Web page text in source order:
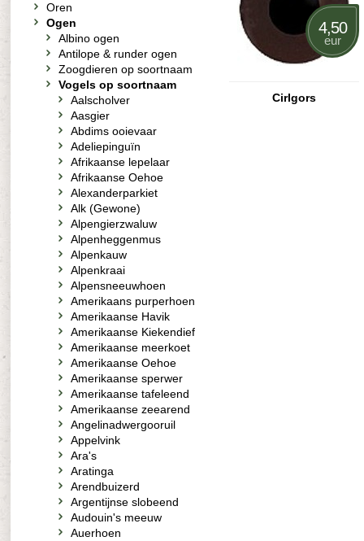
4,50
eur
Cirlgors
Oren
Ogen
Albino ogen
Antilope & runder ogen
Zoogdieren op soortnaam
Vogels op soortnaam
Aalscholver
Aasgier
Abdims ooievaar
Adeliepinguïn
Afrikaanse lepelaar
Afrikaanse Oehoe
Alexanderparkiet
Alk (Gewone)
Alpengierzwaluw
Alpenheggenmus
Alpenkauw
Alpenkraai
Alpensneeuwhoen
Amerikaans purperhoen
Amerikaanse Havik
Amerikaanse Kiekendief
Amerikaanse meerkoet
Amerikaanse Oehoe
Amerikaanse sperwer
Amerikaanse tafeleend
Amerikaanse zeearend
Angelinadwergooruil
Appelvink
Ara's
Aratinga
Arendbuizerd
Argentijnse slobeend
Audouin's meeuw
Auerhoen